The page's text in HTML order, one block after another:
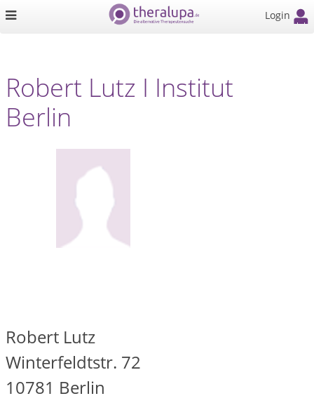
Login
Robert Lutz I Institut
Berlin
Robert Lutz
Winterfeldtstr. 72
10781 Berlin